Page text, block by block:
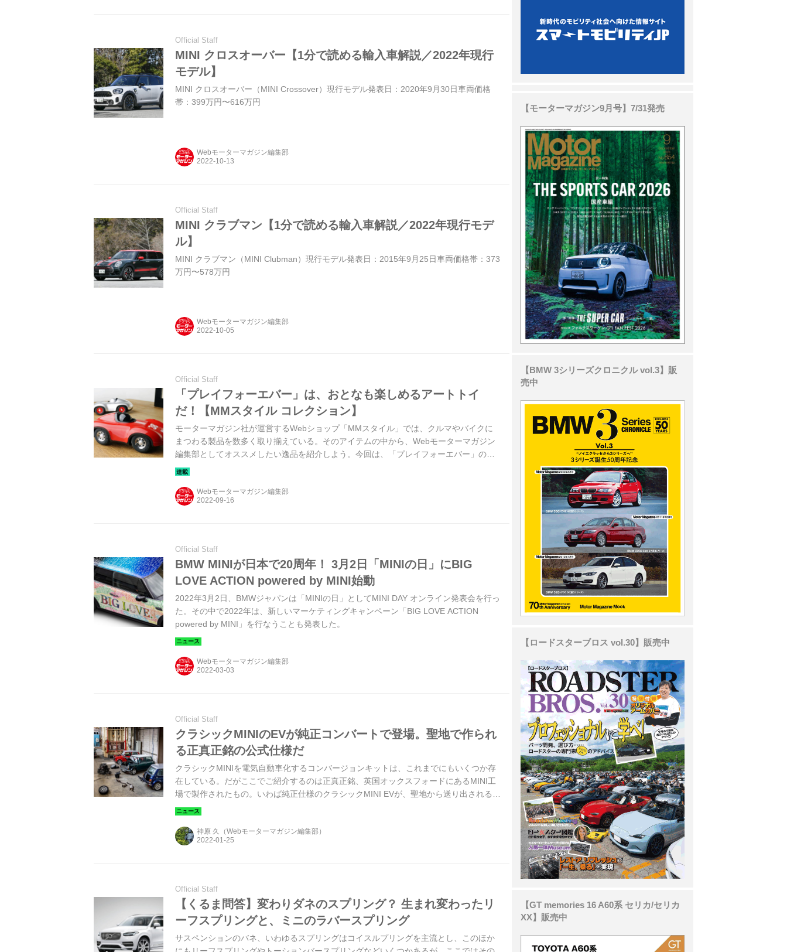
Official Staff
MINI クロスオーバー【1分で読める輸入車解説／2022年現行
モデル】
MINI クロスオーバー（MINI Crossover）現行モデル発表日：2020年9月30日車両価格
帯：399万円〜616万円
Webモーターマガジン編集部
Official Staff
MINI クラブマン【1分で読める輸入車解説／2022年現行モデ
ル】
MINI クラブマン（MINI Clubman）現行モデル発表日：2015年9月25日車両価格帯：373
万円〜578万円
Webモーターマガジン編集部
Official Staff
「プレイフォーエバー」は、おとなも楽しめるアートトイ
だ！【MMスタイル コレクション】
モーターマガジン社が運営するWebショップ「MMスタイル」では、クルマやバイクに
まつわる製品を数多く取り揃えている。そのアイテムの中から、Webモーターマガジン
編集部としてオススメしたい逸品を紹介しよう。今回は、「プレイフォーエバー」のア
ートトイだ。
Webモーターマガジン編集部
Official Staff
BMW MINIが日本で20周年！ 3月2日「MINIの日」にBIG
LOVE ACTION powered by MINI始動
2022年3月2日、BMWジャパンは「MINIの日」としてMINI DAY オンライン発表会を行っ
た。その中で2022年は、新しいマーケティングキャンペーン「BIG LOVE ACTION
powered by MINI」を行なうことも発表した。
Webモーターマガジン編集部
Official Staff
クラシックMINIのEVが純正コンバートで登場。聖地で作られ
る正真正銘の公式仕様だ
クラシックMINIを電気自動車化するコンバージョンキットは、これまでにもいくつか存
在している。だがここでご紹介するのは正真正銘、英国オックスフォードにあるMINI工
場で製作されたもの。いわば純正仕様のクラシックMINI EVが、聖地から送り出されるこ
とになる。
神原 久（Webモーターマガジン編集部）
Official Staff
【くるま問答】変わりダネのスプリング？ 生まれ変わったリ
ーフスプリングと、ミニのラバースプリング
サスペンションのバネ、いわゆるスプリングはコイスルプリングを主流とし、このほか
【モーターマガジン9月号】7/31発売
【BMW 3シリーズクロニクル vol.3】販
売中
【ロードスターブロス vol.30】販売中
【GT memories 16 A60系 セリカ/セリカ
XX】販売中